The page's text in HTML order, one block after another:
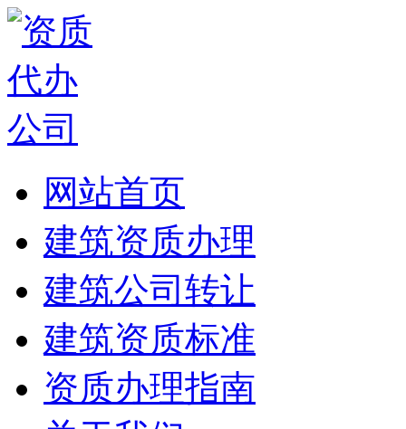
网站首页
建筑资质办理
建筑公司转让
建筑资质标准
资质办理指南